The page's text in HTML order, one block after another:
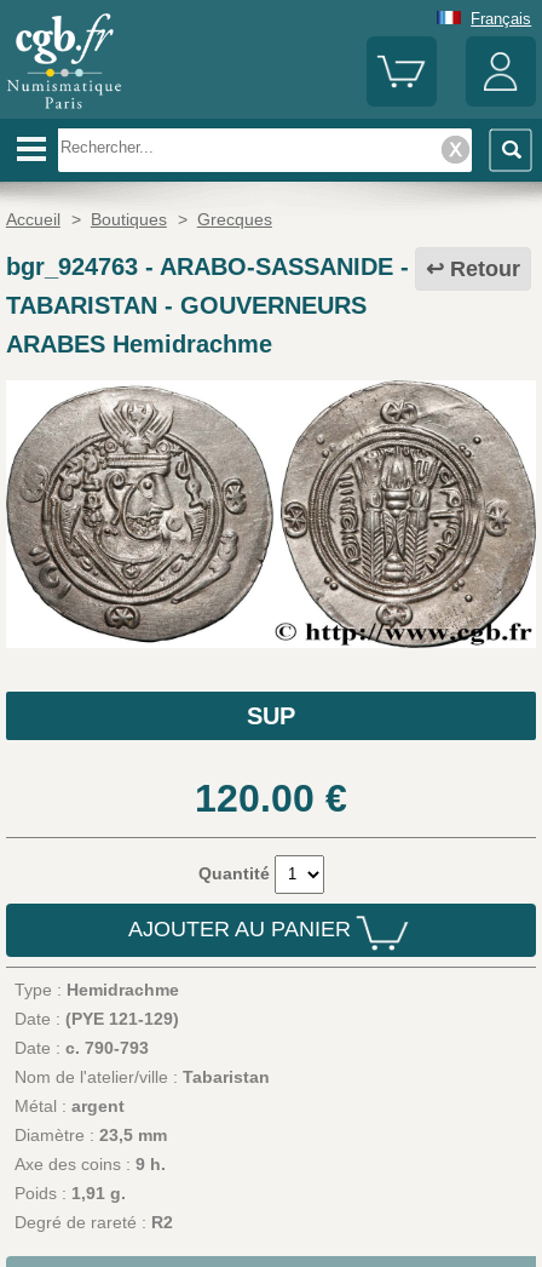
Français
Accueil > Boutiques > Grecques
Retour
bgr_924763- ARABO-SASSANIDE -
TABARISTAN - GOUVERNEURS
ARABES Hemidrachme
SUP
120.00 €
Quantité
AJOUTER AU PANIER
Type : Hemidrachme
Date : (PYE 121-129)
Date : c. 790-793
Nom de l'atelier/ville : Tabaristan
Métal : argent
Diamètre : 23,5 mm
Axe des coins : 9 h.
Poids : 1,91 g.
Degré de rareté : R2